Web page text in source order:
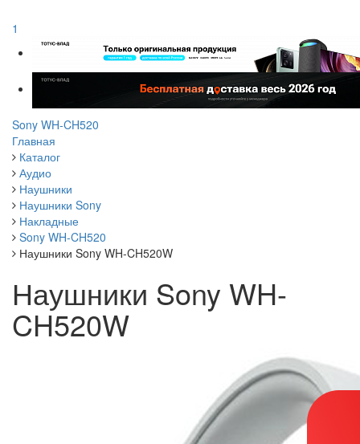
1
Sony WH-CH520
Главная
Каталог
Аудио
Наушники
Наушники Sony
Накладные
Sony WH-CH520
Наушники Sony WH-CH520W
Наушники Sony WH-
CH520W